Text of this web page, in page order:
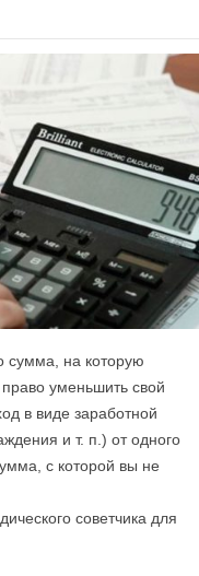
сумма, на которую
уменьшить свой
в виде заработной
и т. п.) от одного
с которой вы не
советчика для